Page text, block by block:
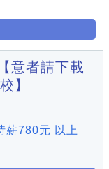
意者請下載
】
薪780元 以上